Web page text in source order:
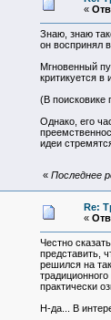
«
Знаю, знаю
он воспринял
Мгновенный
критикуется
(В поисковике
Однако, его
идеи
« Последнее
Re:
«
Честно
представить,
решился на
практически
Н-да... В